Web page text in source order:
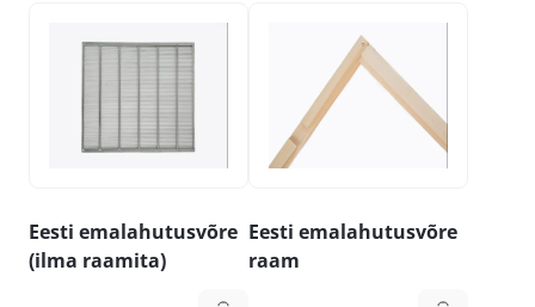
Eesti emalahutusvõre
(ilma raamita)
Eesti emalahutusvõre
raam